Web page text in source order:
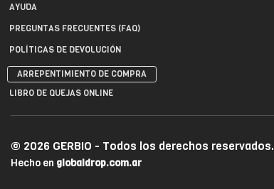
AYUDA
PREGUNTAS FRECUENTES (FAQ)
POLÍTICAS DE DEVOLUCIÓN
ARREPENTIMIENTO DE COMPRA
LIBRO DE QUEJAS ONLINE
© 2026 GERBIO - Todos los derechos reservados.
Hecho en globaldrop.com.ar